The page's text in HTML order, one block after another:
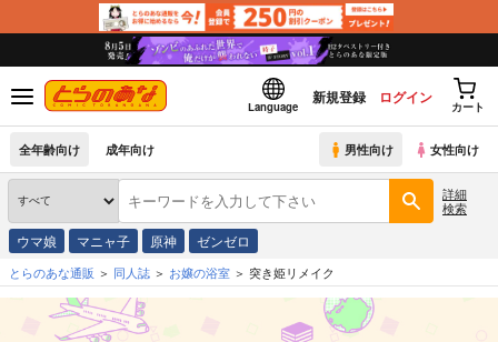
Language
新規登録 ログイン
カート
全年齢向け 成年向け 男性向け 女性向け
詳細
検索
ウマ娘 マニャ子 原神 ゼンゼロ
とらのあな通販 同人誌 お嬢の浴室 突き姫リメイク